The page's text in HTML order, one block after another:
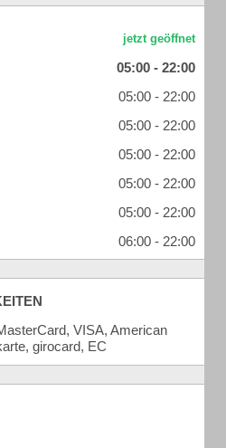
05:00 - 22:00
05:00 - 22:00
05:00 - 22:00
05:00 - 22:00
05:00 - 22:00
05:00 - 22:00
06:00 - 22:00
VISA, American
girocard, EC